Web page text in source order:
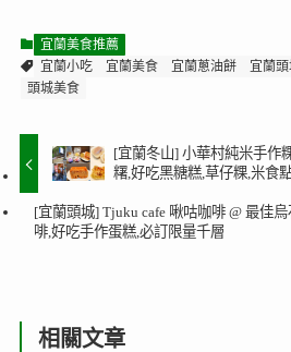
宜蘭美食推薦
宜蘭小吃
宜蘭美食 宜蘭蔥油餅 宜蘭
頭城美食
[宜蘭冬山] 小華村純米手作
糬,好吃黑糖糕,草仔粿,米食
[宜蘭頭城] Tjuku cafe 啾咕咖啡 @ 最佳
啡,好吃手作蛋糕,必訂限量千層
相關文章